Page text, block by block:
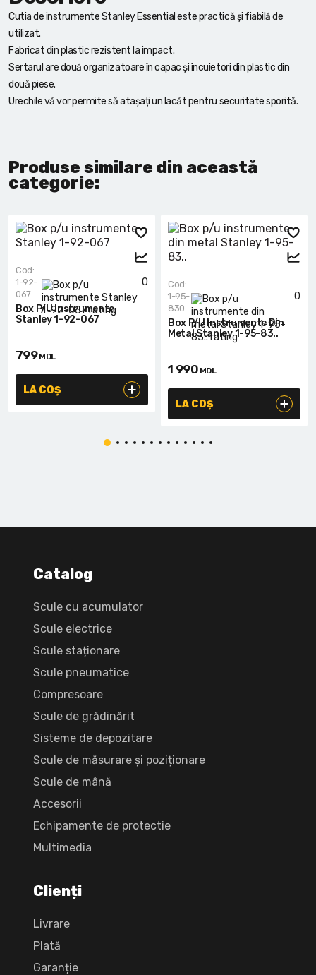
Cutia de instrumente Stanley Essential este practică și fiabilă de
utilizat.
Fabricat din plastic rezistent la impact.
Sertarul are două organizatoare în capac și încuietori din plastic din
două piese.
Urechile vă vor permite să atașați un lacăt pentru securitate sporită.
Produse similare din această
categorie:
0
Cod:
1-92-
067
Box P/u Instrumente
Stanley 1-92-067
799MDL
LA COȘ
0
Cod:
1-95-
830
Box P/u Instrumente Din
Metal Stanley 1-95-83..
1 990 MDL
LA COȘ
Catalog
Scule cu acumulator
Scule electrice
Scule staționare
Scule pneumatice
Compresoare
Scule de grădinărit
Sisteme de depozitare
Scule de măsurare și poziționare
Scule de mână
Accesorii
Echipamente de protectie
Multimedia
Clienți
Livrare
Plată
Garanție